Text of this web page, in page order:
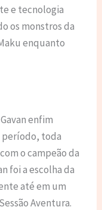
e tecnologia
os monstros da
enquanto
enfim
período, toda
o campeão da
foi a escolha da
até em um
Aventura.